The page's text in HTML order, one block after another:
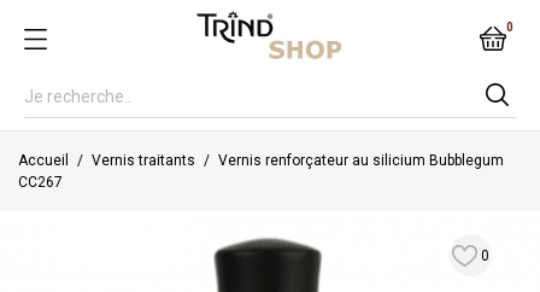
0
Accueil Vernis traitants
Vernis renforçateur au silicium Bubblegum
CC267
0